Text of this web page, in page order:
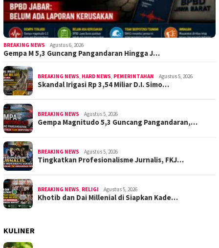
BREAKING NEWS Agustus 6, 2026
Gempa M 5,3 Guncang Pangandaran Hingga J…
BREAKING NEWS HARD NEWS PEMERINTAHAN Agustus 5, 2026
Skandal Irigasi Rp 3,54 Miliar D.I. Simo…
BREAKING NEWS Agustus 5, 2026
Gempa Magnitudo 5,3 Guncang Pangandaran,…
BREAKING NEWS Agustus 5, 2026
Tingkatkan Profesionalisme Jurnalis, FKJ…
BREAKING NEWS RELIGI Agustus 5, 2026
Khotib dan Dai Millenial di Siapkan Kade…
KULINER